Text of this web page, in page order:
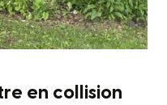
en collision